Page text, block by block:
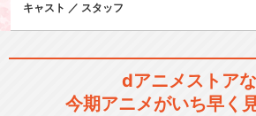
キャスト ／ スタッフ
dアニメストア
今期アニメがいち早く